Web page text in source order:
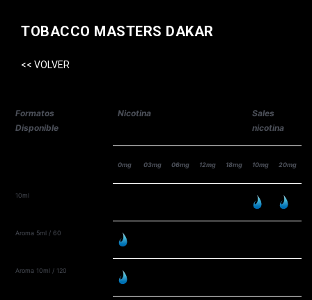
TOBACCO MASTERS DAKAR
<< VOLVER
Formatos
Disponible
Nicotina
Sales
nicotina
0mg 03mg 06mg 12mg 18mg 10mg 20mg
10ml
Aroma 5ml / 60
Aroma 10ml / 120